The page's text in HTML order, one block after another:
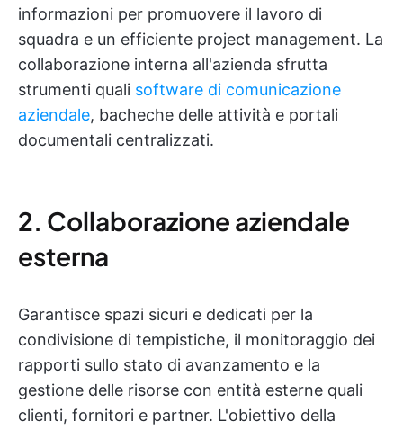
informazioni per promuovere il lavoro di
squadra e un efficiente project management. La
collaborazione interna all'azienda sfrutta
strumenti quali software di comunicazione
aziendale, bacheche delle attività e portali
documentali centralizzati.
2. Collaborazione aziendale
esterna
Garantisce spazi sicuri e dedicati per la
condivisione di tempistiche, il monitoraggio dei
rapporti sullo stato di avanzamento e la
gestione delle risorse con entità esterne quali
clienti, fornitori e partner. L'obiettivo della